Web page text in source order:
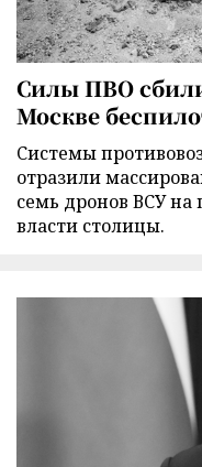
Силы ПВО
Москве
Cистемы
отразили
семь дронов ВСУ на
власти столицы.